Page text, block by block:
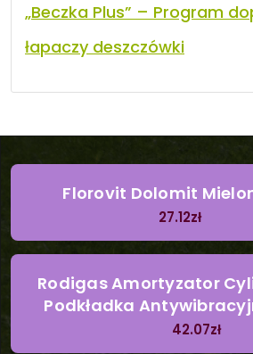
„Beczka Plus” – Program
łapaczy deszczówki
Florovit Dolomit
27.12zł
Rodigas Amortyzator
Podkładka
42.07zł